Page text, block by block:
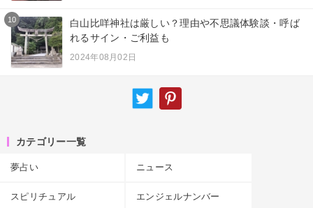
10
白山比咩神社は厳しい？理由や不思議体験談・呼ば
れるサイン・ご利益も
2024年08月02日
カテゴリー一覧
夢占い ニュース
スピリチュアル エンジェルナンバー